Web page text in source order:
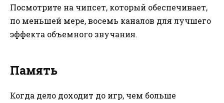
Посмотрите на чипсет, который обеспечивает,
по меньшей мере, восемь каналов для лучшего
эффекта объемного звучания.
Память
Когда дело доходит до игр, чем больше